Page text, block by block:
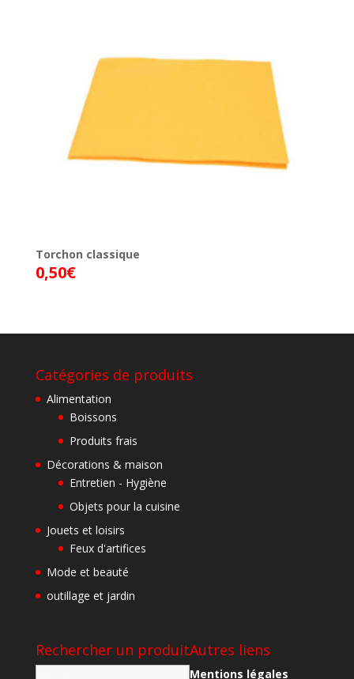
Torchon classique
0,50€
Catégories de produits
Alimentation
Boissons
Produits frais
Décorations & maison
Entretien - Hygiène
Objets pour la cuisine
Jouets et loisirs
Feux d'artifices
Mode et beauté
outillage et jardin
Rechercher un produitAutres liens
Mentions légales